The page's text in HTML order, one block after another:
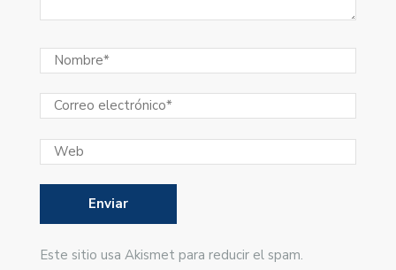
Este sitio usa Akismet para reducir el spam.